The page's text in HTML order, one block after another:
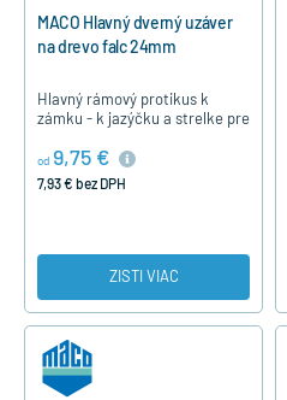
MACO Hlavný dverný uzáver
na drevo falc 24mm
Hlavný rámový protikus k
zámku - k jazýčku a strelke pre
hladký falc 12/24/13,
ľavý-209809, pravý-209810.
od 9,75 €
7,93 € bez DPH
ZISTI VIAC